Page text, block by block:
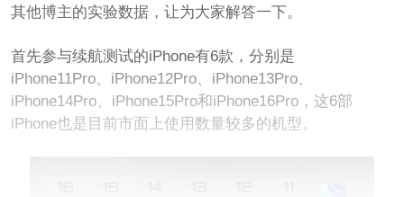
其他博主的实验数据，让为大家解答一下。
首先参与续航测试的iPhone有6款，分别是
iPhone11Pro、iPhone12Pro、iPhone13Pro、
iPhone14Pro、iPhone15Pro和iPhone16Pro，这6部
iPhone也是目前市面上使用数量较多的机型。